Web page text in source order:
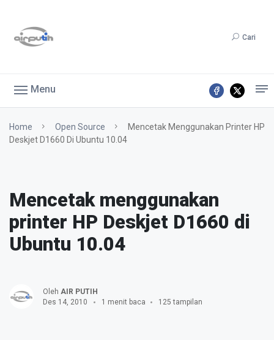
Cari
Menu
Home Open Source
Mencetak Menggunakan Printer HP
Deskjet D1660 Di Ubuntu 10.04
Mencetak menggunakan
printer HP Deskjet D1660 di
Ubuntu 10.04
Oleh AIR PUTIH
Des 14, 2010
1 menit baca 125 tampilan